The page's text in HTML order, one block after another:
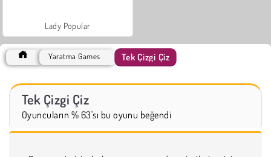
Lady Popular
Yaratma Games Tek Çizgi Çiz
Tek Çizgi Çiz
Oyuncuların % 63'sı bu oyunu beğendi